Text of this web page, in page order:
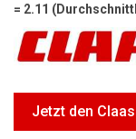
= 2.11
Jetzt den